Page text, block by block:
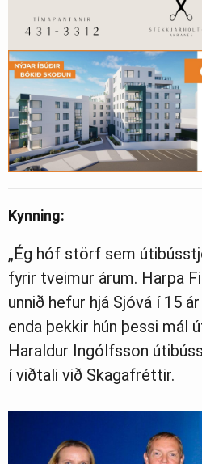
Kynning:
„Ég hóf störf sem
fyrir tveimur árum. Harpa
unnið hefur hjá Sjóvá í 15
enda þekkir hún þessi mál
Haraldur Ingólfsson
í viðtali við Skagafréttir.